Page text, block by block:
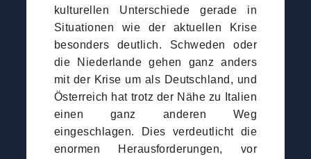
kulturellen Unterschiede gerade in
Situationen wie der aktuellen Krise
besonders deutlich. Schweden oder
die Niederlande gehen ganz anders
mit der Krise um als Deutschland, und
Österreich hat trotz der Nähe zu Italien
einen ganz anderen Weg
eingeschlagen. Dies verdeutlicht die
enormen Herausforderungen, vor